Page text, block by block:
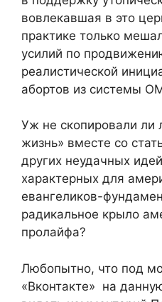
вовлекавшая в это
практике только
усилий по
реалистической
абортов из системы
Уж не скопировали
жизнь» вместе со
других неудачных
характерных для
евангеликов-
радикальное крыло
пролайфа?
Любопытно, что под
«Вконтакте» на